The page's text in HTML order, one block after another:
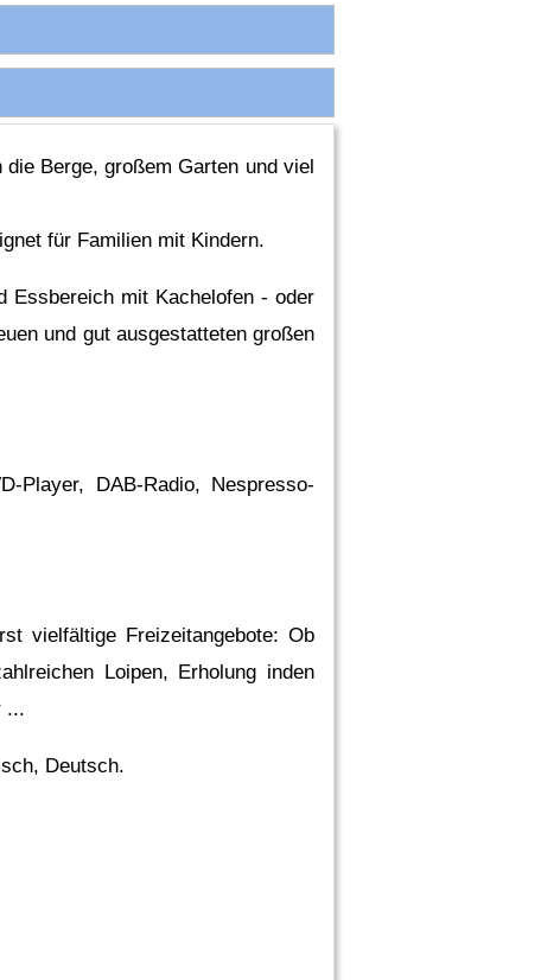
Berge, großem Garten und viel
für Familien mit Kindern.
Essbereich mit Kachelofen - oder
und gut ausgestatteten großen
Player, DAB-Radio, Nespresso-
vielfältige Freizeitangebote: Ob
Loipen, Erholung inden
...
Deutsch.